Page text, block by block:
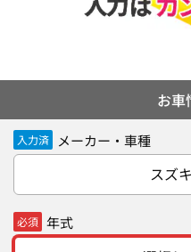
お車
入力済 メーカー・車種
スズ
必須 年式